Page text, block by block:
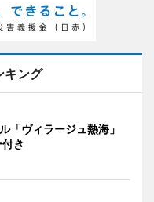
キング
「ヴィラージュ熱海」
き